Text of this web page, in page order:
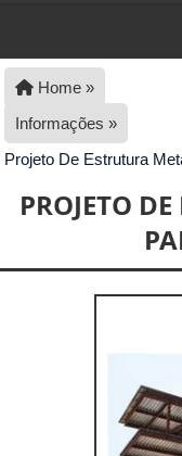
Home »
Informações »
Projeto De Estrutura
PROJETO